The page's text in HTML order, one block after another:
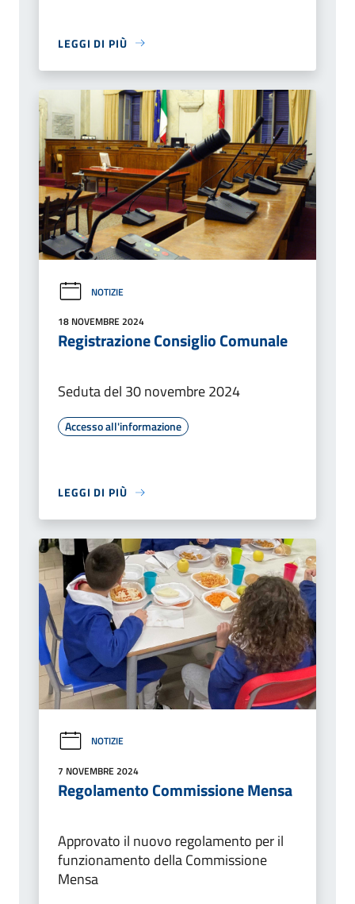
LEGGI DI PIÙ
NOTIZIE
18 NOVEMBRE 2024
Registrazione Consiglio Comunale
Seduta del 30 novembre 2024
Accesso all'informazione
LEGGI DI PIÙ
NOTIZIE
7 NOVEMBRE 2024
Regolamento Commissione Mensa
Approvato il nuovo regolamento per il
funzionamento della Commissione
Mensa